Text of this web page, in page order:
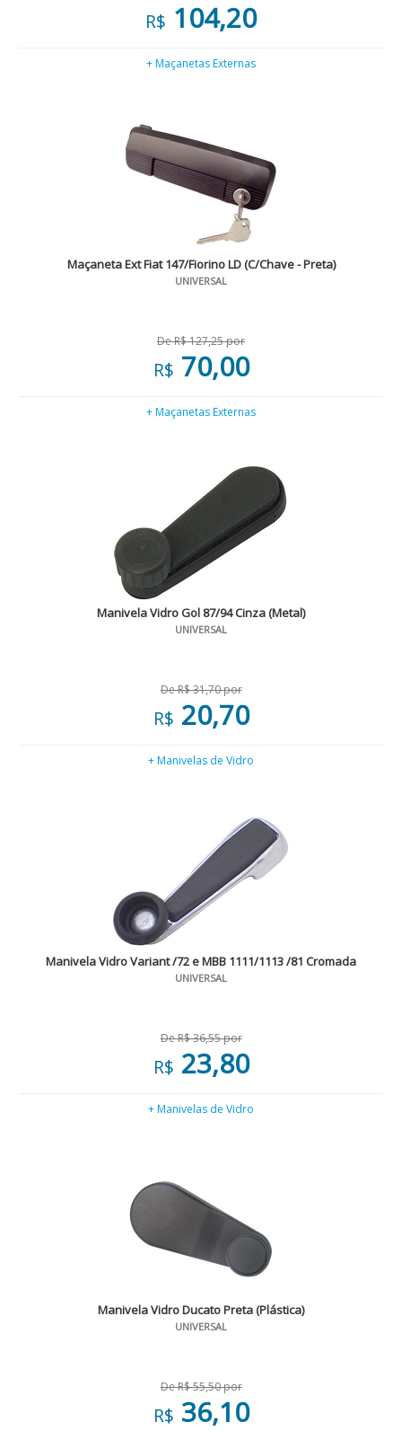
R$ 104,20
+ Maçanetas Externas
Maçaneta Ext Fiat 147/Fiorino LD (C/Chave - Preta)
UNIVERSAL
De R$ 127,25 por
R$ 70,00
+ Maçanetas Externas
Manivela Vidro Gol 87/94 Cinza (Metal)
UNIVERSAL
De R$ 31,70 por
R$ 20,70
+ Manivelas de Vidro
Manivela Vidro Variant /72 e MBB 1111/1113 /81 Cromada
UNIVERSAL
De R$ 36,55 por
R$ 23,80
+ Manivelas de Vidro
Manivela Vidro Ducato Preta (Plástica)
UNIVERSAL
De R$ 55,50 por
R$ 36,10